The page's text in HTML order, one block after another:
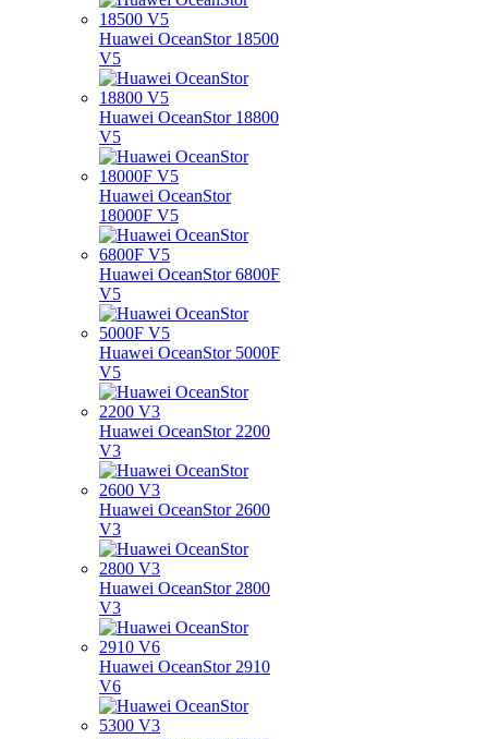
Huawei OceanStor 18500
V5
Huawei OceanStor 18800
V5
Huawei OceanStor
18000F V5
Huawei OceanStor 6800F
V5
Huawei OceanStor 5000F
V5
Huawei OceanStor 2200
V3
Huawei OceanStor 2600
V3
Huawei OceanStor 2800
V3
Huawei OceanStor 2910
V6